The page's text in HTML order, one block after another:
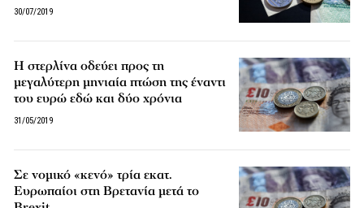
30/07/2019
Η στερλίνα οδεύει προς τη
μεγαλύτερη μηνιαία πτώση της έναντι
του ευρώ εδώ και δύο χρόνια
31/05/2019
Σε νομικό «κενό» τρία εκατ.
Ευρωπαίοι στη Βρετανία μετά το